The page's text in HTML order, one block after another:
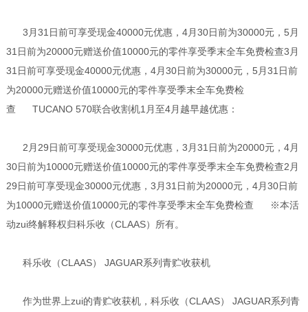
3月31日前可享受现金40000元优惠，4月30日前为30000元，5月
31日前为20000元赠送价值10000元的零件享受季末全车免费检查3月
31日前可享受现金40000元优惠，4月30日前为30000元，5月31日前
为20000元赠送价值10000元的零件享受季末全车免费检
查 TUCANO 570联合收割机1月至4月越早越优惠：
2月29日前可享受现金30000元优惠，3月31日前为20000元，4月
30日前为10000元赠送价值10000元的零件享受季末全车免费检查2月
29日前可享受现金30000元优惠，3月31日前为20000元，4月30日前
为10000元赠送价值10000元的零件享受季末全车免费检查 ※本活
动zui终解释权归科乐收（CLAAS）所有。
科乐收（CLAAS） JAGUAR系列青贮收获机
作为世界上zui的青贮收获机，科乐收（CLAAS） JAGUAR系列青